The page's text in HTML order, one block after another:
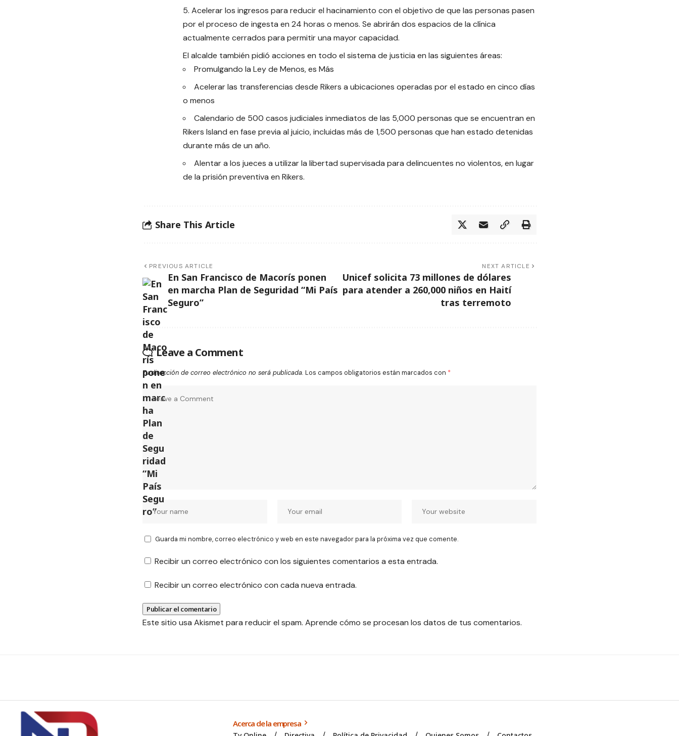
Acelerar los ingresos para reducir el hacinamiento con el objetivo de que las personas pasen
por el proceso de ingesta en 24 horas o menos. Se abrirán dos espacios de la clínica
actualmente cerrados para permitir una mayor capacidad.
El alcalde también pidió acciones en todo el sistema de justicia en las siguientes áreas:
Promulgando la Ley de Menos, es Más
Acelerar las transferencias desde Rikers a ubicaciones operadas por el estado en cinco días
o menos
Calendario de 500 casos judiciales inmediatos de las 5,000 personas que se encuentran en
Rikers Island en fase previa al juicio, incluidas más de 1,500 personas que han estado detenidas
durante más de un año.
Alentar a los jueces a utilizar la libertad supervisada para delincuentes no violentos, en lugar
de la prisión preventiva en Rikers.
Share This Article
PREVIOUS ARTICLE
En San Francisco de Macorís ponen
en marcha Plan de Seguridad “Mi País
Seguro”
NEXT ARTICLE
Unicef solicita 73 millones de dólares
para atender a 260,000 niños en Haití
tras terremoto
Leave a Comment
Tu dirección de correo electrónico no será publicada. Los campos obligatorios están marcados con *
Guarda mi nombre, correo electrónico y web en este navegador para la próxima vez que comente.
Recibir un correo electrónico con los siguientes comentarios a esta entrada.
Recibir un correo electrónico con cada nueva entrada.
Este sitio usa Akismet para reducir el spam. Aprende cómo se procesan los datos de tus comentarios.
Acerca de la empresa